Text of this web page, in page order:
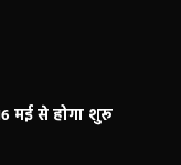
मई से होगा शुरू